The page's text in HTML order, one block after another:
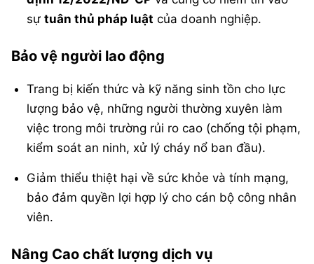
sựtuân thủ pháp luật của doanh nghiệp.
Bảo vệ người lao động
Trang bị kiến thức và kỹ năng sinh tồn cho lực
lượng bảo vệ, những người thường xuyên làm
việc trong môi trường rủi ro cao (chống tội phạm,
kiểm soát an ninh, xử lý cháy nổ ban đầu).
Giảm thiểu thiệt hại về sức khỏe và tính mạng,
bảo đảm quyền lợi hợp lý cho cán bộ công nhân
viên.
Nâng Cao chất lượng dịch vụ